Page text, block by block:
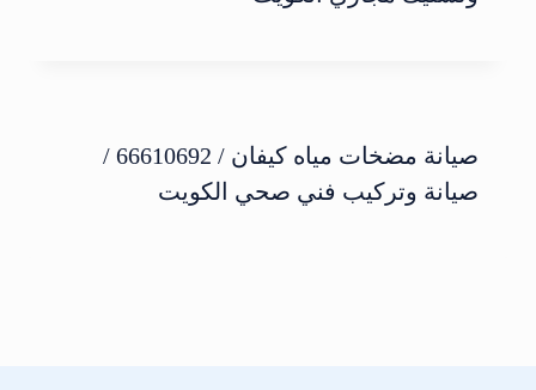
صيانة مضخات مياه كيفان / 66610692 /
صيانة وتركيب فني صحي الكويت